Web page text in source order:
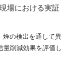
場における実証
煙の検出を通して異
削減効果を評価し